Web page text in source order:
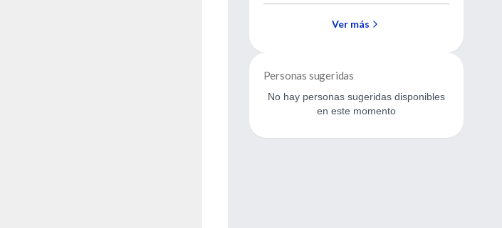
Ver más
Personas sugeridas
No hay personas sugeridas disponibles
en este momento